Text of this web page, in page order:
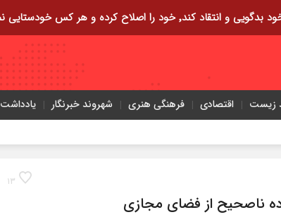
نماید٬ پس به تحقیق خویش را تباه نموده است.
زیست اقتصادی فرهنگی هنری شهروند خبرنگار یادداشت
۱۳
ناصحیح از فضای مجازی